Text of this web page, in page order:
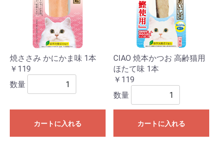
焼ささみ かにかま味 1本
￥119
数量
カートに入れる
CIAO 焼本かつお 高齢猫用
ほたて味 1本
￥119
数量
カートに入れる